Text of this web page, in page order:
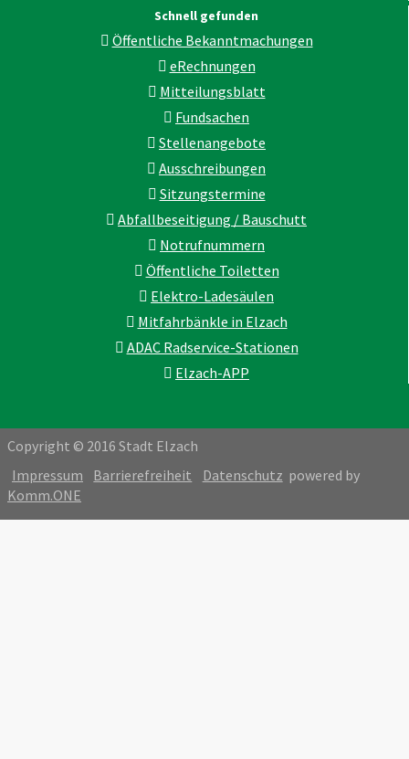
Schnell gefunden
Öffentliche Bekanntmachungen
eRechnungen
Mitteilungsblatt
Fundsachen
Stellenangebote
Ausschreibungen
Sitzungstermine
Abfallbeseitigung / Bauschutt
Notrufnummern
Öffentliche Toiletten
Elektro-Ladesäulen
Mitfahrbänkle in Elzach
ADAC Radservice-Stationen
Elzach-APP
Copyright © 2016 Stadt Elzach
Impressum
Barrierefreiheit Datenschutz powered by
Komm.ONE